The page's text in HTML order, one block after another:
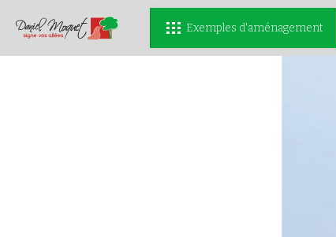
Exemples d'aménagement